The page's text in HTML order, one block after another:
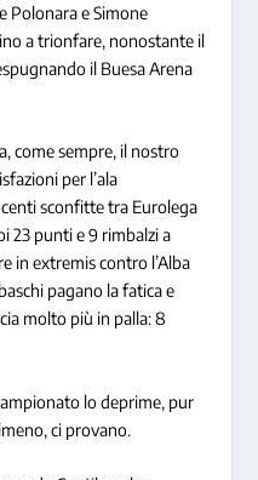
Polonara e Simone
a trionfare, nonostante il
il Buesa Arena
come sempre, il nostro
per l’ala
sconfitte tra Eurolega
23 punti e 9 rimbalzi a
in extremis contro l’Alba
pagano la fatica e
molto più in palla: 8
lo deprime, pur
ci provano.